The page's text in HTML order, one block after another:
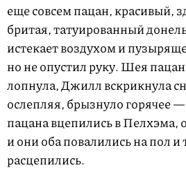
еще совсем пацан, красивый,
бритая, татуированный
истекает воздухом и
но не опустил руку. Шея
лопнула, Джилл вскрикнула
ослепляя, брызнуло горячее
пацана вцепились в Пелхэма,
и они оба повалились на пол и
расцепились.